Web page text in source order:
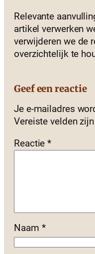
Relevante
artikel verwerken
verwijderen we de
overzichtelijk te
Geef een reactie
Je e-mailadres
Vereiste velden
Reactie*
Naam *